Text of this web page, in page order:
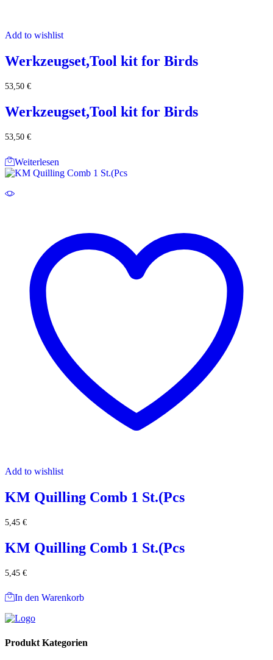
Add to wishlist
Werkzeugset,Tool kit for Birds
53,50 €
Werkzeugset,Tool kit for Birds
53,50 €
Weiterlesen
Add to wishlist
KM Quilling Comb 1 St.(Pcs
5,45 €
KM Quilling Comb 1 St.(Pcs
5,45 €
In den Warenkorb
Produkt Kategorien